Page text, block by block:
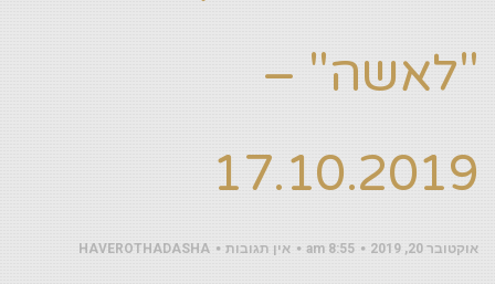
"לאשה" –
17.10.2019
אוקטובר 20, 2019 8:55 am אין תגובות HAVEROTHADASHA